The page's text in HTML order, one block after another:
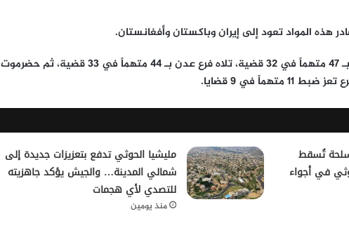
هذه المواد تعود إلىإيران وباكستان وأفغانستان.
47 متهماً في 32 قضية ، تلاهفرع عدن بـ44 متهماً في 33 قضية ، ثم حضرموت
تعزضبط 11 متهماً في 9 قضايا .
تُسقط
في أجواء
مليشيا الحوثي تدفع بتعزيزات جديدة إلى
شمالي المدينة… والجيش يؤكد جاهزيته
للتصدي لأي هجمات
منذ يومين